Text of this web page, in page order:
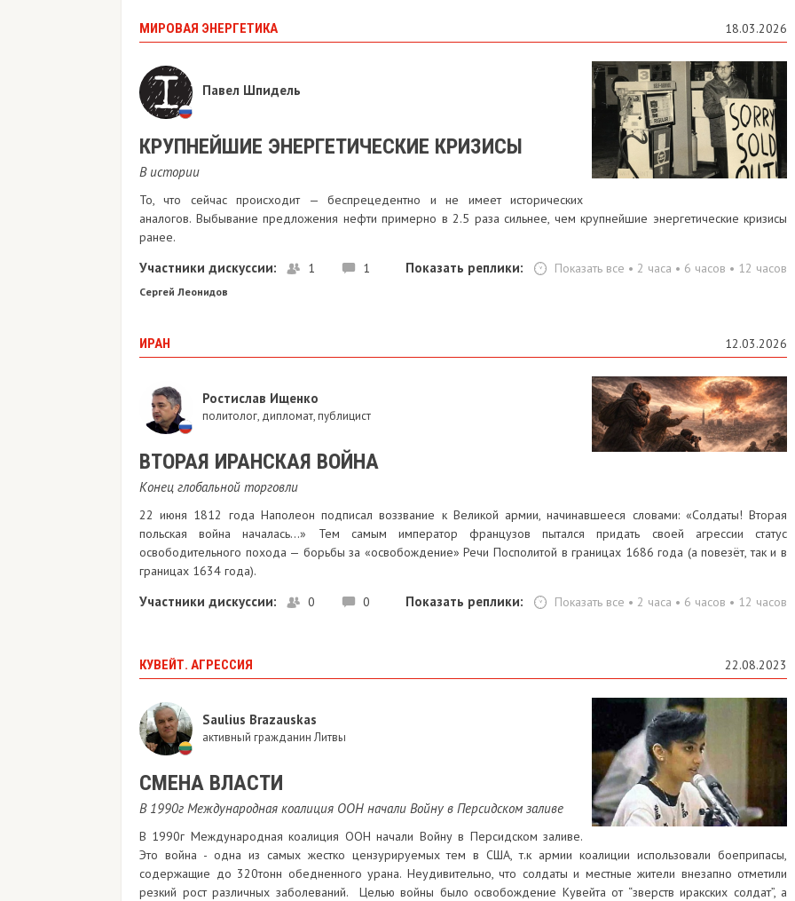
МИРОВАЯ ЭНЕРГЕТИКА 18.03.2026
Павел Шпидель
КРУПНЕЙШИЕ ЭНЕРГЕТИЧЕСКИЕ КРИЗИСЫ
В истории
То, что сейчас происходит — беспрецедентно и не имеет исторических
аналогов. Выбывание предложения нефти примерно в 2.5 раза сильнее, чем крупнейшие энергетические кризисы
ранее.
Участники дискуссии: 1 1 Показать реплики: Показать все • 2 часа • 6 часов • 12 часов
Сергей Леонидов
ИРАН 12.03.2026
Ростислав Ищенко
политолог, дипломат, публицист
ВТОРАЯ ИРАНСКАЯ ВОЙНА
Конец глобальной торговли
​22 июня 1812 года Наполеон подписал воззвание к Великой армии, начинавшееся словами: «Солдаты! Вторая
польская война началась…» Тем самым император французов пытался придать своей агрессии статус
освободительного похода — борьбы за «освобождение» Речи Посполитой в границах 1686 года (а повезёт, так и в
границах 1634 года).
Участники дискуссии: 0 0 Показать реплики: Показать все • 2 часа • 6 часов • 12 часов
КУВЕЙТ. АГРЕССИЯ 22.08.2023
Saulius Brazauskas
активный гражданин Литвы
СМЕНА ВЛАСТИ
В 1990г Международная коалиция ООН начали Войну в Персидском заливе
В 1990г Международная коалиция ООН начали Войну в Персидском заливе.
Это война - одна из самых жестко цензурируемых тем в США, т.к армии коалиции использовали боеприпасы,
содержащие до 320тонн обедненного урана. Неудивительно, что солдаты и местные жители внезапно отметили
резкий рост различных заболеваний. Целью войны было освобождение Кувейта от “зверств иракских солдат”, а